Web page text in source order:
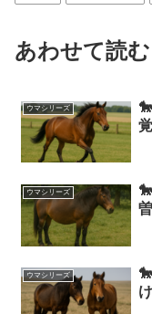
あわせて読む
ウマシリーズ
ウマシリーズ
ウマシリーズ